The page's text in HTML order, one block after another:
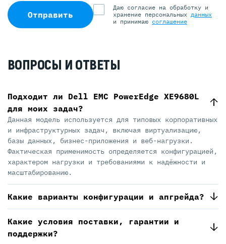
Отправить
Даю согласие на обработку и
хранение персональных данных
и принимаю соглашение
ВОПРОСЫ И ОТВЕТЫ
Подходит ли Dell EMC PowerEdge XE9680L
для моих задач?
Данная модель используется для типовых корпоративных
и инфраструктурных задач, включая виртуализацию,
базы данных, бизнес-приложения и веб-нагрузки.
Фактическая применимость определяется конфигурацией,
характером нагрузки и требованиями к надёжности и
масштабированию.
Какие варианты конфигурации и апгрейда?
Какие условия поставки, гарантии и
поддержки?